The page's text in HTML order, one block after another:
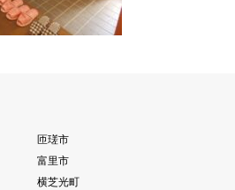
匝瑳市
富里市
横芝光町